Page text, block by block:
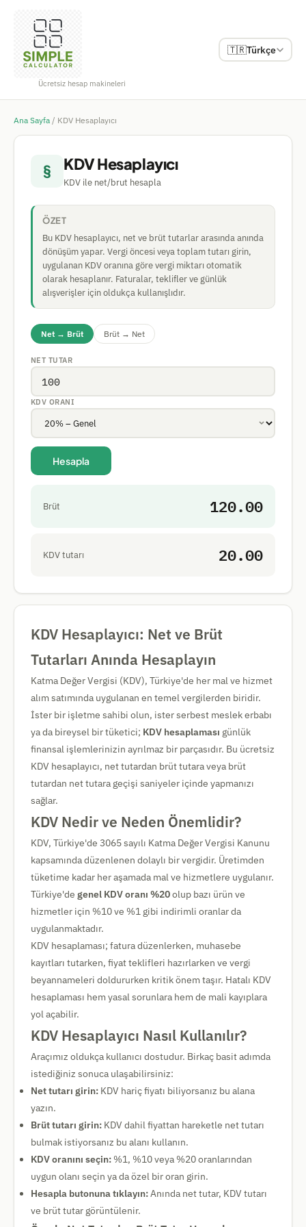
Ücretsiz hesap makineleri
🇹🇷Türkçe
Ana Sayfa / KDV Hesaplayıcı
§ KDV Hesaplayıcı
KDV ile net/brut hesapla
ÖZET
Bu KDV hesaplayıcı, net ve brüt tutarlar arasında anında
dönüşüm yapar. Vergi öncesi veya toplam tutarı girin,
uygulanan KDV oranına göre vergi miktarı otomatik
olarak hesaplanır. Faturalar, teklifler ve günlük
alışverişler için oldukça kullanışlıdır.
Net → Brüt Brüt → Net
NET TUTAR
KDV ORANI
Hesapla
Brüt 120.00
KDV tutarı 20.00
KDV Hesaplayıcı: Net ve Brüt
Tutarları Anında Hesaplayın
Katma Değer Vergisi (KDV), Türkiye'de her mal ve hizmet
alım satımında uygulanan en temel vergilerden biridir.
İster bir işletme sahibi olun, ister serbest meslek erbabı
ya da bireysel bir tüketici; KDV hesaplaması günlük
finansal işlemlerinizin ayrılmaz bir parçasıdır. Bu ücretsiz
KDV hesaplayıcı, net tutardan brüt tutara veya brüt
tutardan net tutara geçişi saniyeler içinde yapmanızı
sağlar.
KDV Nedir ve Neden Önemlidir?
KDV, Türkiye'de 3065 sayılı Katma Değer Vergisi Kanunu
kapsamında düzenlenen dolaylı bir vergidir. Üretimden
tüketime kadar her aşamada mal ve hizmetlere uygulanır.
Türkiye'de genel KDV oranı %20olup bazı ürün ve
hizmetler için %10 ve %1 gibi indirimli oranlar da
uygulanmaktadır.
KDV hesaplaması; fatura düzenlerken, muhasebe
kayıtları tutarken, fiyat teklifleri hazırlarken ve vergi
beyannameleri doldururken kritik önem taşır. Hatalı KDV
hesaplaması hem yasal sorunlara hem de mali kayıplara
yol açabilir.
KDV Hesaplayıcı Nasıl Kullanılır?
Araçımız oldukça kullanıcı dostudur. Birkaç basit adımda
istediğiniz sonuca ulaşabilirsiniz:
Net tutarı girin: KDV hariç fiyatı biliyorsanız bu alana
yazın.
Brüt tutarı girin: KDV dahil fiyattan hareketle net tutarı
bulmak istiyorsanız bu alanı kullanın.
KDV oranını seçin: %1, %10 veya %20 oranlarından
uygun olanı seçin ya da özel bir oran girin.
Hesapla butonuna tıklayın:Anında net tutar, KDV tutarı
ve brüt tutar görüntülenir.